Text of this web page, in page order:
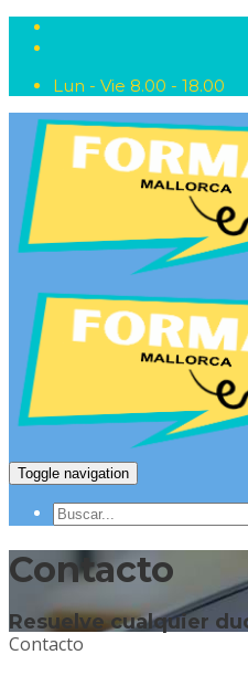
Lun - Vie 8.00 - 18.00
Toggle navigation
Contacto
Resuelve cualquier
Contacto